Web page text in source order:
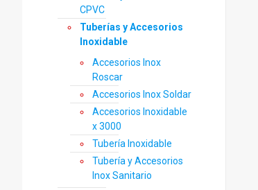
CPVC
Tuberías y Accesorios
Inoxidable
Accesorios Inox
Roscar
Accesorios Inox Soldar
Accesorios Inoxidable
x 3000
Tubería Inoxidable
Tubería y Accesorios
Inox Sanitario